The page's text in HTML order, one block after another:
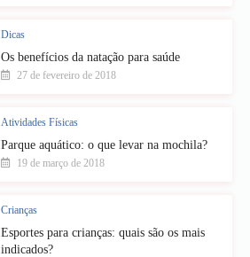
Dicas
Os benefícios da natação para saúde
27 de fevereiro de 2018
Atividades Físicas
Parque aquático: o que levar na mochila?
19 de março de 2018
Crianças
Esportes para crianças: quais são os mais
indicados?